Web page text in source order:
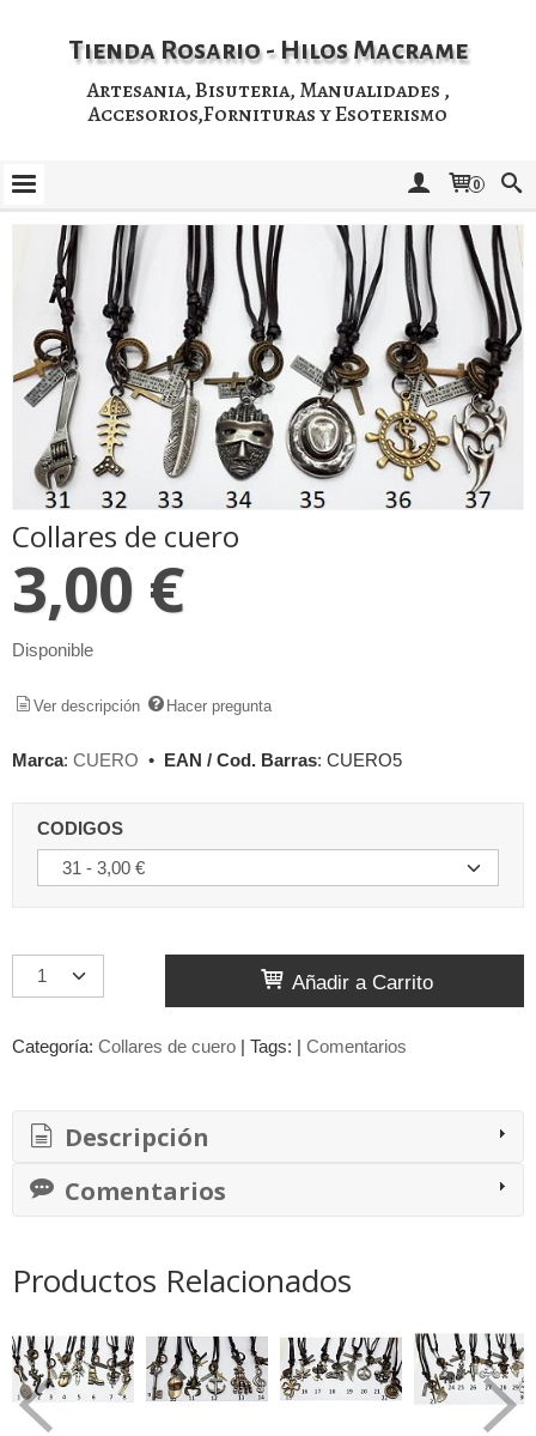
Tienda Rosario - Hilos Macrame
Artesania, Bisuteria, Manualidades ,
Accesorios,Fornituras y Esoterismo
0
Collares de cuero
3,00 €
Disponible
Ver descripción Hacer pregunta
Marca: CUERO • EAN / Cod. Barras: CUERO5
CODIGOS
Añadir a Carrito
Categoría: Collares de cuero | Tags: | Comentarios
Descripción
Comentarios
Productos Relacionados